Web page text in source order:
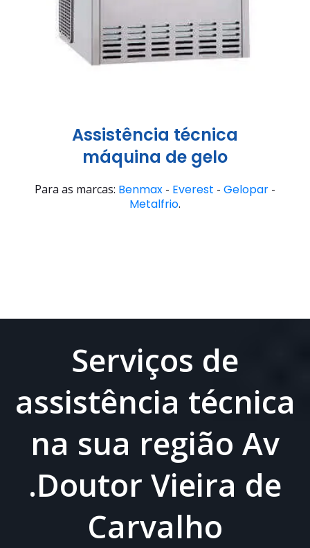
Assistência técnica
máquina de gelo
Para as marcas: Benmax - Everest - Gelopar -
Metalfrio.
Serviços de
assistência técnica
na sua região Av
.Doutor Vieira de
Carvalho